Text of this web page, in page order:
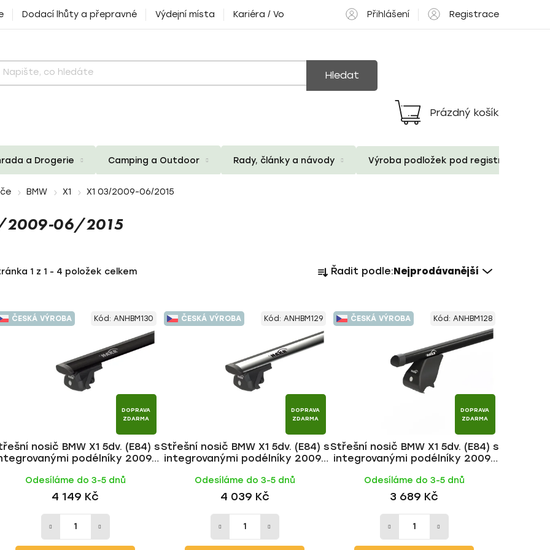
Dodací lhůty a přepravné Výdejní místa Kariéra / Volné pozice Přihlášení Registrace
Hledat
Nákupní
košík
Prázdný košík
a Drogerie Camping a Outdoor Rady, články a návody Výroba podložek pod registrační
BMW X1 X1 03/2009-06/2015
2009-06/2015
1 z 1 - 4 položek celkem
a
n
í
o
d
u
k
t
Řadit podle:Nejprodávanější
ČESKÁ VÝROBA
DOPRAVA
ZDARMA
nosič BMW X1 5dv. (E84) s
podélníky 2009-
Odesíláme do 3-5 dnů
4 149 Kč
Kód: ANHBM130 ČESKÁ VÝROBA
DOPRAVA
ZDARMA
Střešní nosič BMW X1 5dv. (E84) s
integrovanými podélníky 2009-
Odesíláme do 3-5 dnů
4 039 Kč
Kód: ANHBM129 ČESKÁ VÝROBA
DOPRAVA
ZDARMA
Střešní nosič BMW X1 5dv. (E84) s
integrovanými podélníky 2009-
Odesíláme do 3-5 dnů
3 689 Kč
Kód: ANHBM128